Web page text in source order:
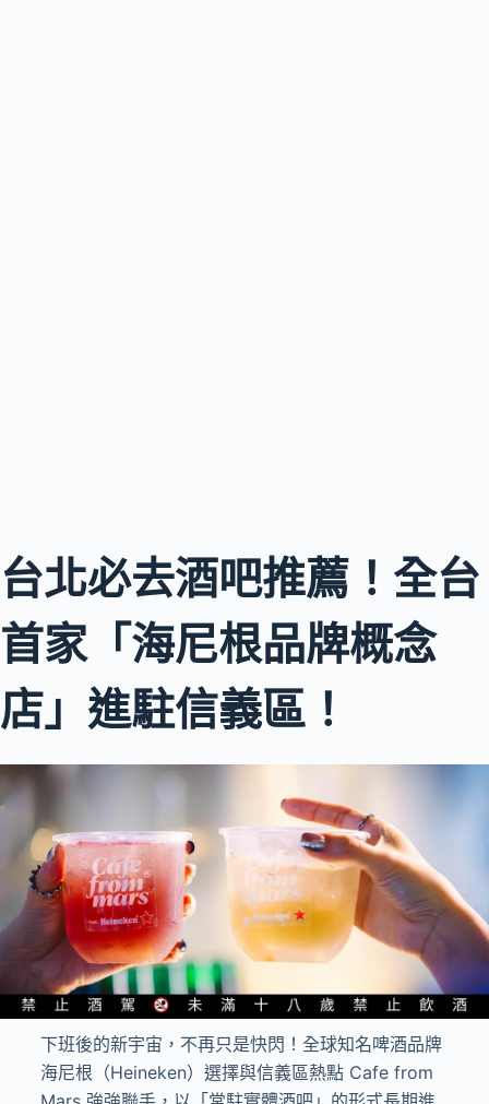
台北必去酒吧推薦！全台
首家「海尼根品牌概念
店」進駐信義區！
下班後的新宇宙，不再只是快閃！全球知名啤酒品牌
海尼根（Heineken）選擇與信義區熱點 Cafe from